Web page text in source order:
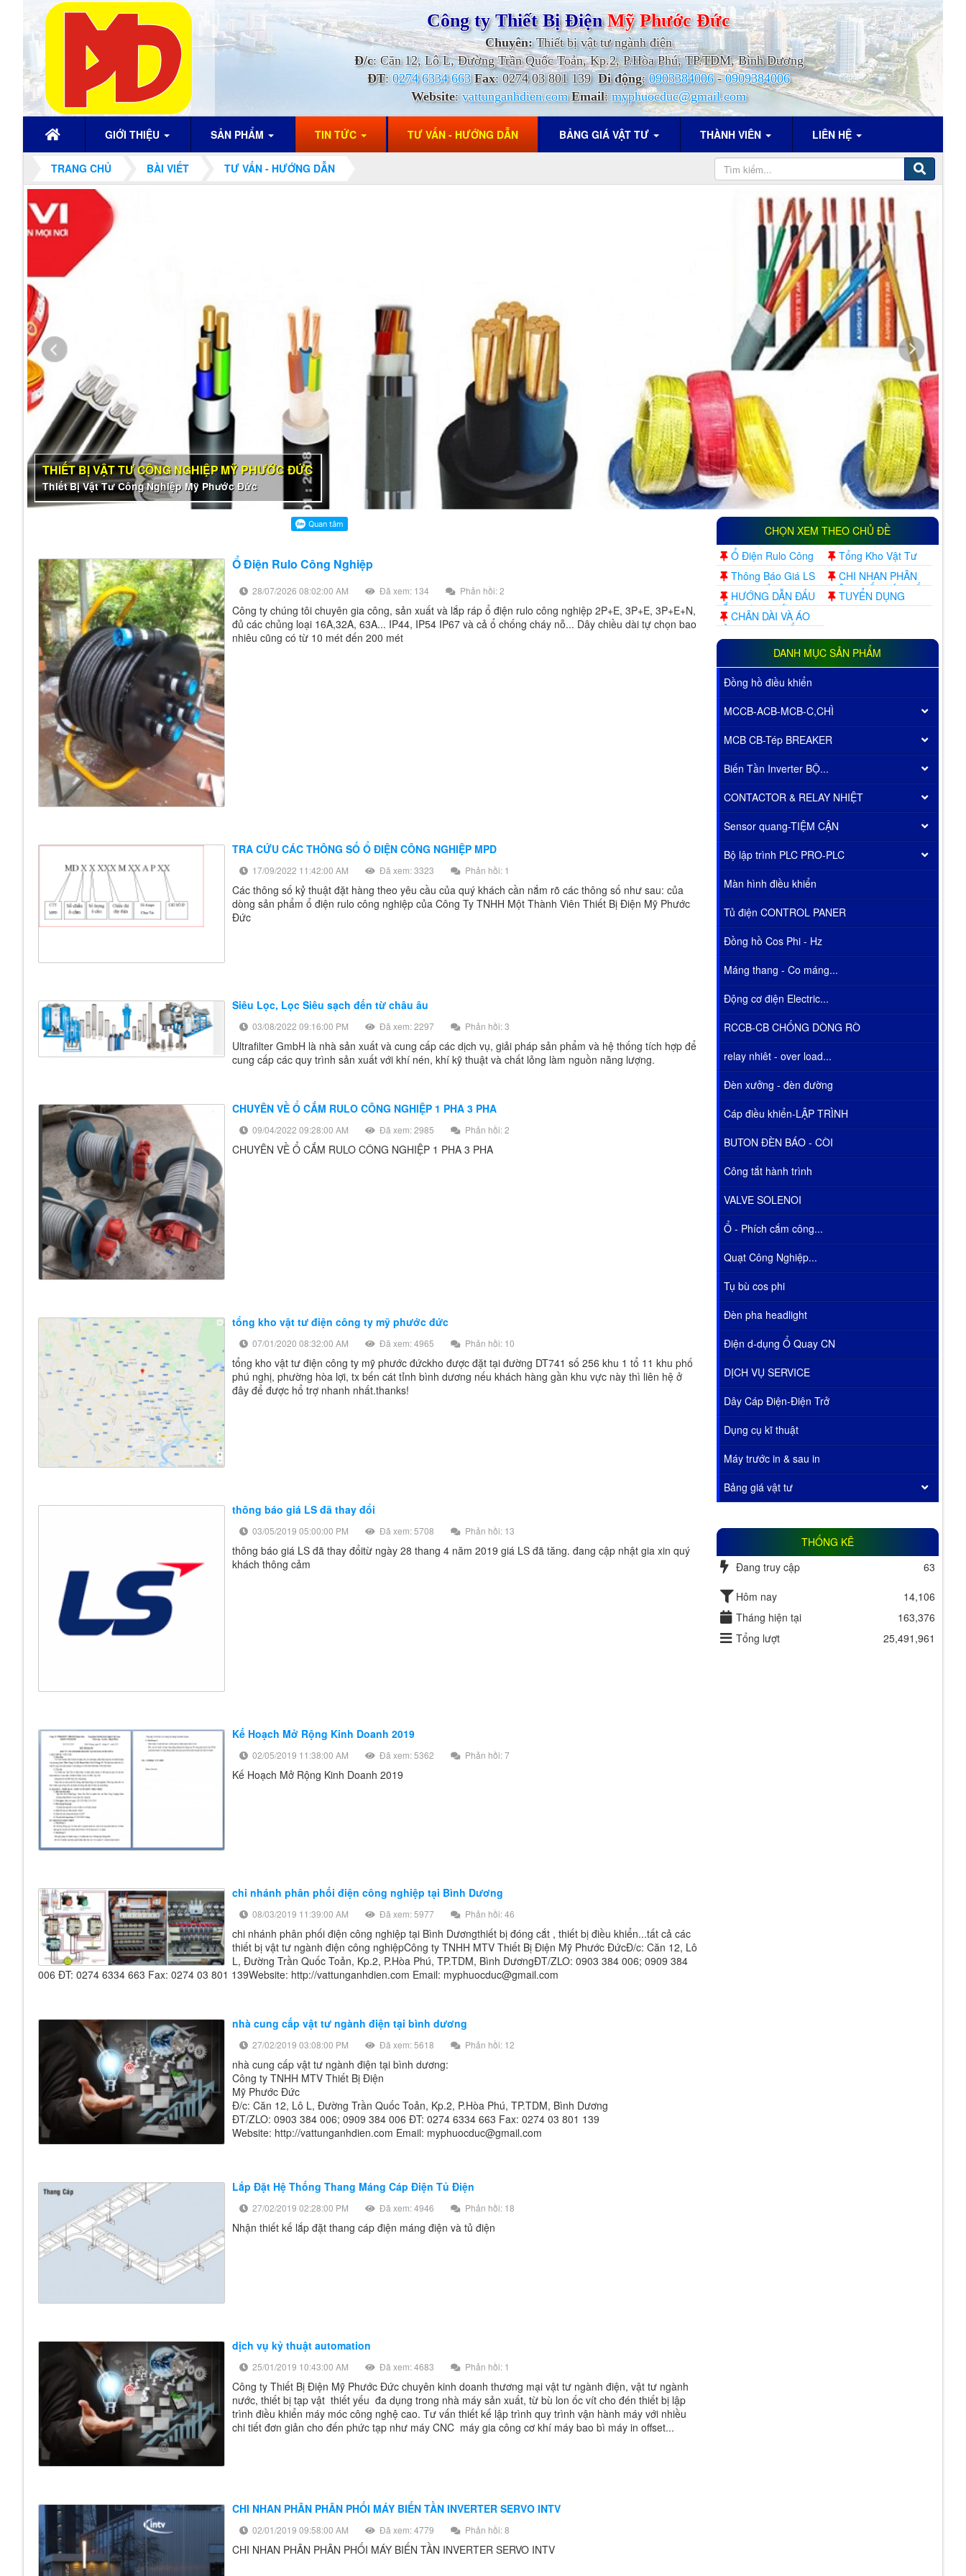
Công ty Thiết Bị ĐiệnMỹ PhướcĐức
Chuyên:Thiết bị vật tư ngành điện
Đ/c: Căn 12, Lô L, Đường Trần Quốc Toản, Kp.2, P.Hòa Phú, TP.TDM, Bình Dương
ĐT:0274 6334 663 Fax: 0274 03 801 139 Di động:0903384006-0909384006
Website:vattunganhdien.com Email:myphuocduc@gmail.com
GIỚI THIỆU SẢN PHẨM TIN TỨC TƯ VẤN - HƯỚNG DẪN BẢNG GIÁ VẬT TƯ THÀNH VIÊN LIÊN HỆ
TRANG CHỦ BÀI VIẾT TƯ VẤN - HƯỚNG DẪN
THIẾT BỊ VẬT TƯ CÔNG NGHIỆP MỸ PHƯỚC ĐỨC
Thiết Bị Vật Tư Công Nghiệp Mỹ Phước Đức
Ổ Điện Rulo Công Nghiệp
28/07/2026 08:02:00 AM Đã xem: 134 Phản hồi: 2
Công ty chúng tôi chuyên gia công, sản xuất và lắp ráp ổ điện rulo công nghiệp 2P+E, 3P+E, 3P+E+N,
đủ các chủng loại 16A,32A, 63A... IP44, IP54 IP67 và cả ổ chống cháy nỗ... Dây chiều dài tự chọn bao
nhiêu cũng có từ 10 mét đến 200 mét
TRA CỨU CÁC THÔNG SỐ Ổ ĐIỆN CÔNG NGHIỆP MPD
17/09/2022 11:42:00 AM Đã xem: 3323 Phản hồi: 1
Các thông số kỷ thuật đặt hàng theo yêu cầu của quý khách cần nắm rõ các thông số như sau: của
dòng sản phẩm ổ điện rulo công nghiệp của Công Ty TNHH Một Thành Viên Thiết Bị Điện Mỹ Phước
Đức
Siêu Lọc, Lọc Siêu sạch đến từ châu âu
03/08/2022 09:16:00 PM Đã xem: 2297 Phản hồi: 3
Ultrafilter GmbH là nhà sản xuất và cung cấp các dịch vụ, giải pháp sản phẩm và hệ thống tích hợp để
cung cấp các quy trình sản xuất với khí nén, khí kỹ thuật và chất lỏng làm nguồn năng lượng.
CHUYÊN VỀ Ổ CẮM RULO CÔNG NGHIỆP 1 PHA 3 PHA
09/04/2022 09:28:00 AM Đã xem: 2985 Phản hồi: 2
CHUYÊN VỀ Ổ CẮM RULO CÔNG NGHIỆP 1 PHA 3 PHA
tổng kho vật tư điện công ty mỹ phước đức
07/01/2020 08:32:00 AM Đã xem: 4965 Phản hồi: 10
tổng kho vật tư điện công ty mỹ phước đứckho được đặt tại đường DT741 số 256 khu 1 tổ 11 khu phố
phú nghị, phường hòa lợi, tx bến cát tỉnh bình dương nếu khách hàng gần khu vực này thì liên hệ ở
đây để được hổ trợ nhanh nhất.thanks!
thông báo giá LS đã thay đổi
03/05/2019 05:00:00 PM Đã xem: 5708 Phản hồi: 13
thông báo giá LS đã thay đổitừ ngày 28 thang 4 năm 2019 giá LS đã tăng. đang cập nhật gia xin quý
khách thông cảm
Kế Hoạch Mở Rộng Kinh Doanh 2019
02/05/2019 11:38:00 AM Đã xem: 5362 Phản hồi: 7
Kế Hoạch Mở Rộng Kinh Doanh 2019
chi nhánh phân phối điện công nghiệp tại Bình Dương
08/03/2019 11:39:00 AM Đã xem: 5977 Phản hồi: 46
chi nhánh phân phối điện công nghiệp tại Bình Dươngthiết bị đóng cắt , thiết bị điều khiển...tất cả các
thiết bị vật tư ngành điện công nghiệpCông ty TNHH MTV Thiết Bị Điện Mỹ Phước ĐứcĐ/c: Căn 12, Lô
L, Đường Trần Quốc Toản, Kp.2, P.Hòa Phú, TP.TDM, Bình DươngĐT/ZLO: 0903 384 006; 0909 384
006 ĐT: 0274 6334 663 Fax: 0274 03 801 139Website: http://vattunganhdien.com Email: myphuocduc@gmail.com
nhà cung cấp vật tư ngành điện tại bình dương
27/02/2019 03:08:00 PM Đã xem: 5618 Phản hồi: 12
nhà cung cấp vật tư ngành điện tại bình dương:
Công ty TNHH MTV Thiết Bị Điện
Mỹ Phước Đức
Đ/c: Căn 12, Lô L, Đường Trần Quốc Toản, Kp.2, P.Hòa Phú, TP.TDM, Bình Dương
ĐT/ZLO: 0903 384 006; 0909 384 006 ĐT: 0274 6334 663 Fax: 0274 03 801 139
Website: http://vattunganhdien.com Email: myphuocduc@gmail.com
Lắp Đặt Hệ Thống Thang Máng Cáp Điện Tủ Điện
27/02/2019 02:28:00 PM Đã xem: 4946 Phản hồi: 18
Nhận thiết kế lắp đặt thang cáp điện máng điện và tủ điện
dịch vụ kỷ thuật automation
25/01/2019 10:43:00 AM Đã xem: 4683 Phản hồi: 1
Công ty Thiết Bị Điện Mỹ Phước Đức chuyên kinh doanh thương mại vật tư ngành điện, vật tư ngành
nước, thiết bị tạp vật thiết yếu đa dụng trong nhà máy sản xuất, từ bù lon ốc vít cho đén thiết bị lập
trình điều khiển máy móc công nghệ cao. Tư vấn thiết kế lập trình quy trình vận hành máy với nhiều
chi tiết đơn giản cho đến phức tạp như máy CNC máy gia công cơ khí máy bao bì máy in offset...
CHI NHAN PHÂN PHÂN PHỐI MÁY BIẾN TẦN INVERTER SERVO INTV
02/01/2019 09:58:00 AM Đã xem: 4779 Phản hồi: 8
CHI NHAN PHÂN PHÂN PHỐI MÁY BIẾN TẦN INVERTER SERVO INTV
CHỌN XEM THEO CHỦ ĐỀ
Ổ Điện Rulo Công
Nghiệp
Tổng Kho Vật Tư
Điện Công Ty Mỹ
Phước Đức
Thông Báo Giá LS
Đã Thay Đổi
CHI NHAN PHÂN
PHÂN PHỐI MÁY BIẾN
TẦN INVERTER
HƯỚNG DẪN ĐẤU
LẮP BƠM NƯỚC TỰ
ĐỘNG
TUYỂN DỤNG
CHÂN DÀI VÀ ÁO
DÀI VN ĐẸP NHẤT MỌI
THỜI ĐẠI
DANH MỤC SẢN PHẨM
Đồng hồ điều khiển
MCCB-ACB-MCB-C,CHÌ
MCB CB-Tép BREAKER
Biến Tần Inverter BỘ...
CONTACTOR & RELAY NHIỆT
Sensor quang-TIỆM CẬN
Bộ lập trình PLC PRO-PLC
Màn hình điều khiển
Tủ điện CONTROL PANER
Đồng hồ Cos Phi - Hz
Máng thang - Co máng...
Động cơ điện Electric...
RCCB-CB CHỐNG DÒNG RÒ
relay nhiêt - over load...
Đèn xưởng - đèn đường
Cáp điều khiển-LẬP TRÌNH
BUTON ĐÈN BÁO - CÒI
Công tắt hành trình
VALVE SOLENOI
Ổ - Phích cắm công...
Quạt Công Nghiệp...
Tụ bù cos phi
Đèn pha headlight
Điện d-dụng Ổ Quay CN
DỊCH VỤ SERVICE
Dây Cáp Điện-Điện Trở
Dụng cụ kĩ thuật
Máy trước in & sau in
Bảng giá vật tư
THỐNG KÊ
Đang truy cập
63
Hôm nay
14,106
Tháng hiện tại
163,376
Tổng lượt
25,491,961